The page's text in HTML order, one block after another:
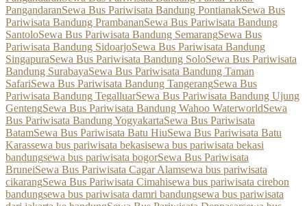
PangandaranSewa Bus Pariwisata Bandung PontianakSewa Bus
Pariwisata Bandung PrambananSewa Bus Pariwisata Bandung
SantoloSewa Bus Pariwisata Bandung SemarangSewa Bus
Pariwisata Bandung SidoarjoSewa Bus Pariwisata Bandung
SingapuraSewa Bus Pariwisata Bandung SoloSewa Bus Pariwisata
Bandung SurabayaSewa Bus Pariwisata Bandung Taman
SafariSewa Bus Pariwisata Bandung TangerangSewa Bus
Pariwisata Bandung TegalluarSewa Bus Pariwisata Bandung Ujung
GentengSewa Bus Pariwisata Bandung Wahoo WaterworldSewa
Bus Pariwisata Bandung YogyakartaSewa Bus Pariwisata
BatamSewa Bus Pariwisata Batu HiuSewa Bus Pariwisata Batu
Karassewa bus pariwisata bekasisewa bus pariwisata bekasi
bandungsewa bus pariwisata bogorSewa Bus Pariwisata
BruneiSewa Bus Pariwisata Cagar Alamsewa bus pariwisata
cikarangSewa Bus Pariwisata Cimahisewa bus pariwisata cirebon
bandungsewa bus pariwisata damri bandungsewa bus pariwisata